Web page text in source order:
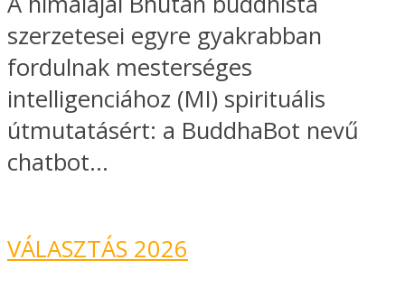
szerzetesei egyre gyakrabban
fordulnak mesterséges
intelligenciához (MI) spirituális
útmutatásért: a BuddhaBot nevű
chatbot...
VÁLASZTÁS 2026